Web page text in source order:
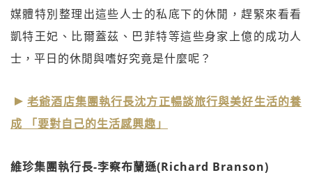
媒體特別整理出這些人士的私底下的休閒，趕緊來看看
凱特王妃、比爾蓋茲、巴菲特等這些身家上億的成功人
士，平日的休閒與嗜好究竟是什麼呢？
老爺酒店集團執行長沈方正暢談旅行與美好生活的養
成 「要對自己的生活感興趣」
維珍集團執行長-李察布蘭遜(Richard Branson)